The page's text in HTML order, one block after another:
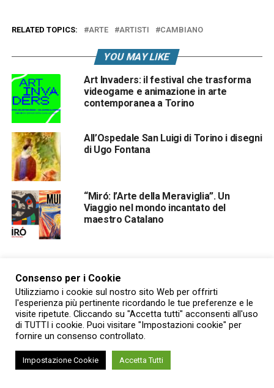
RELATED TOPICS: ARTE ARTISTI CAMBIANO
YOU MAY LIKE
Art Invaders: il festival che trasforma
videogame e animazione in arte
contemporanea a Torino
All’Ospedale San Luigi di Torino i disegni
di Ugo Fontana
“Miró: l’Arte della Meraviglia”. Un
Viaggio nel mondo incantato del
maestro Catalano
EVENTI
In agosto le Residenze reali
sabaude e i Musei nazionali del
Piemonte aprono luoghi nascosti e
Consenso per i Cookie
Utilizziamo i cookie sul nostro sito Web per offrirti
l'esperienza più pertinente ricordando le tue preferenze e le
visite ripetute. Cliccando su "Accetta tutti" acconsenti all'uso
di TUTTI i cookie. Puoi visitare "Impostazioni cookie" per
fornire un consenso controllato.
Impostazione Cookie Accetta Tutti